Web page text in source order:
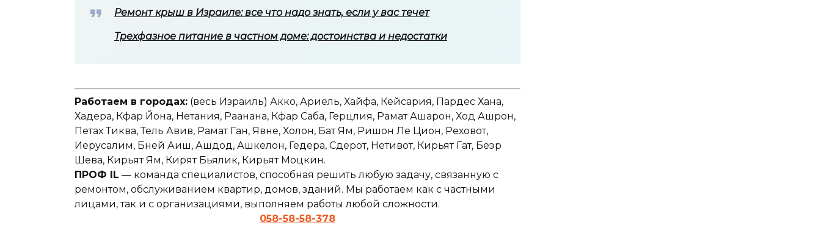
Ремонт крыш в Израиле: все что надо знать, если у вас течет
Трехфазное питание в частном доме: достоинства и недостатки
Работаем в городах: (весь Израиль) Акко, Ариель, Хайфа, Кейсария, Пардес Хана,
Хадера, Кфар Йона, Нетания, Раанана, Кфар Саба, Герцлия, Рамат Ашарон, Ход Ашрон,
Петах Тиква, Тель Авив, Рамат Ган, Явне, Холон, Бат Ям, Ришон Ле Цион, Реховот,
Иерусалим, Бней Аиш, Ашдод, Ашкелон, Гедера, Сдерот, Нетивот, Кирьят Гат, Беэр
Шева, Кирьят Ям, Кирят Бьялик, Кирьят Моцкин.
ПРОФ IL — команда специалистов, способная решить любую задачу, связанную с
ремонтом, обслуживанием квартир, домов, зданий. Мы работаем как с частными
лицами, так и с организациями, выполняем работы любой сложности.
058-58-58-378